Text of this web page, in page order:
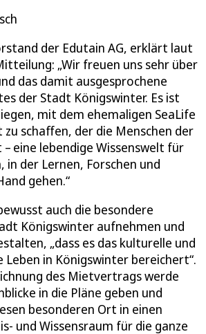
der Edutain AG, erklärt laut
„Wir freuen uns sehr über
das damit ausgesprochene
der Stadt Königswinter. Es ist
mit dem ehemaligen SeaLife
schaffen, der die Menschen der
eine lebendige Wissenswelt für
in der Lernen, Forschen und
gehen.“
auch die besondere
Königswinter aufnehmen und
„dass es das kulturelle und
in Königswinter bereichert“.
des Mietvertrags werde
in die Pläne geben und
besonderen Ort in einen
und Wissensraum für die ganze